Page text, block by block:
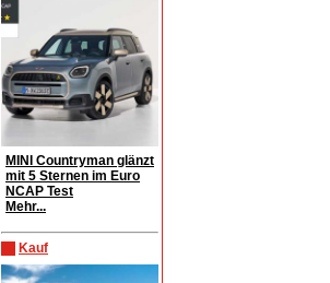
MINI Countryman glänzt
mit 5 Sternen im Euro
NCAP Test
Mehr...
Kauf